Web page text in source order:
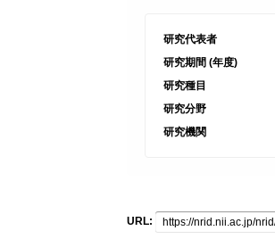
研究代表者
研究期間 (年度)
研究種目
研究分野
研究機関
URL: